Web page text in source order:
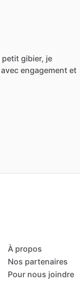
petit gibier, je
avec engagement et
À propos
Nos partenaires
Pour nous joindre